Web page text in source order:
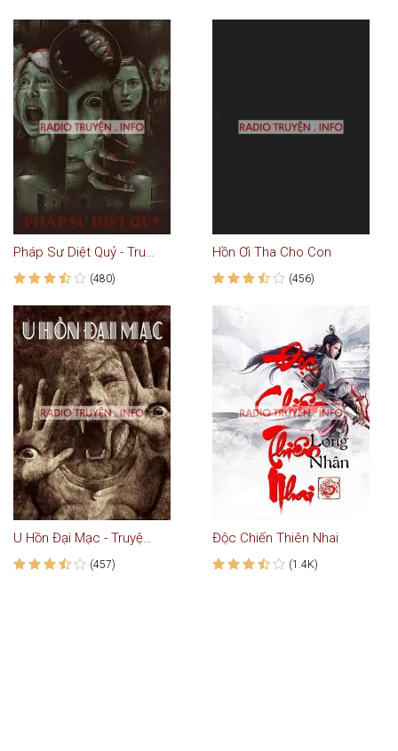
Pháp Sư Diệt Quỷ - Truyện Ma
(480)
Hồn Ơi Tha Cho Con
(456)
U Hồn Đại Mạc - Truyện Ma
(457)
Độc Chiến Thiên Nhai
(1.4K)